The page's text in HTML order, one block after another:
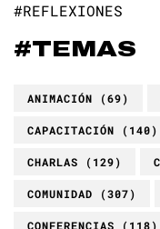
#REFLEXIONES
#TEMAS
ANIMACIÓN (69)
CAPACITACIÓN (140)
CHARLAS (129)
COMUNIDAD (307)
CONFERENCIAS (118)